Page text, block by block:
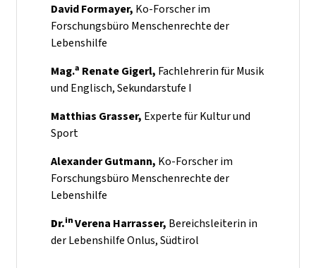
David Formayer, Ko-Forscher im
Forschungsbüro Menschenrechte der
Lebenshilfe
Mag.a Renate Gigerl, Fachlehrerin für Musik
und Englisch, Sekundarstufe I
Matthias Grasser, Experte für Kultur und
Sport
Alexander Gutmann, Ko-Forscher im
Forschungsbüro Menschenrechte der
Lebenshilfe
Dr.inVerena Harrasser, Bereichsleiterin in
der Lebenshilfe Onlus, Südtirol